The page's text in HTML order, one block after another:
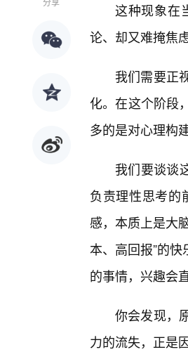
这种现象在
论、却又难掩焦
我们需要正
化。在这个阶段
多的是对心理构
我们要谈谈
负责理性思考的
感，本质上是大
本、高回报”的
的事情，兴趣会
你会发现，
力的流失，正是